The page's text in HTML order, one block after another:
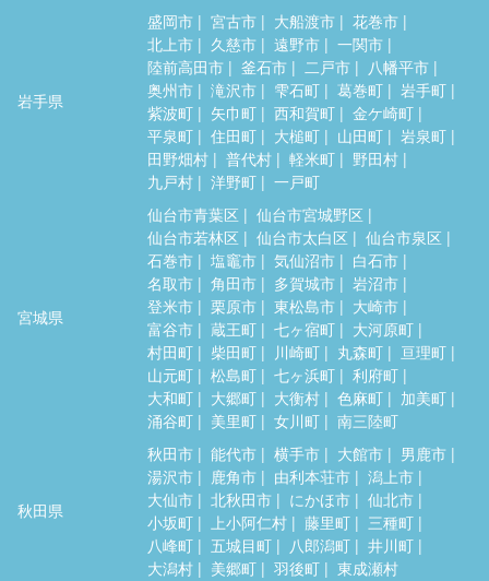
岩手県
盛岡市 宮古市 大船渡市
花巻市
北上市
久慈市 遠野市
一関市
陸前高田市
釜石市 二戸市
八幡平市
奥州市
滝沢市 雫石町 葛巻町
岩手町
紫波町
矢巾町 西和賀町
金ケ崎町
平泉町
住田町 大槌町 山田町
岩泉町
田野畑村
普代村 軽米町
野田村
九戸村
洋野町 一戸町
宮城県
仙台市青葉区
仙台市宮城野区
仙台市若林区
仙台市太白区
仙台市泉区
石巻市
塩竈市 気仙沼市
白石市
名取市
角田市 多賀城市
岩沼市
登米市
栗原市 東松島市
大崎市
富谷市
蔵王町 七ヶ宿町
大河原町
村田町
柴田町 川崎町 丸森町
亘理町
山元町
松島町 七ヶ浜町
利府町
大和町
大郷町 大衡村 色麻町
加美町
涌谷町
美里町 女川町 南三陸町
秋田県
秋田市 能代市 横手市 大館市
男鹿市
湯沢市
鹿角市 由利本荘市
潟上市
大仙市
北秋田市 にかほ市
仙北市
小坂町
上小阿仁村 藤里町
三種町
八峰町
五城目町 八郎潟町
井川町
大潟村
美郷町 羽後町 東成瀬村